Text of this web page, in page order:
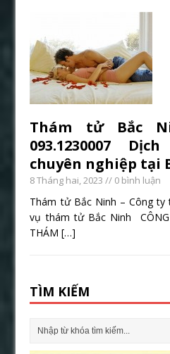
Thám tử Bắc
093.1230007
chuyên nghiệp tại
8 Tháng hai, 2023 // 0 bình luận
Thám tử Bắc Ninh – Công
vụ thám tử Bắc Ninh
THÁM[…]
TÌM KIẾM